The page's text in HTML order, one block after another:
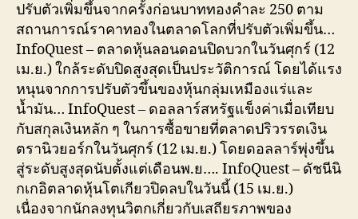
ปรับตัวเพิ่มขึ้นจากครั้งก่อนบาททองคำละ 250 ตาม
สถานการณ์ราคาทองในตลาดโลกที่ปรับตัวเพิ่มขึ้น…
InfoQuest – ตลาดหุ้นลอนดอนปิดบวกในวันศุกร์ (12
เม.ย.) ใกล้ระดับปิดสูงสุดเป็นประวัติการณ์ โดยได้แรง
หนุนจากการปรับตัวขึ้นของหุ้นกลุ่มเหมืองแร่และ
น้ำมัน… InfoQuest – ดอลลาร์สหรัฐแข็งค่าเมื่อเทียบ
กับสกุลเงินหลัก ๆ ในการซื้อขายที่ตลาดปริวรรตเงิน
ตรานิวยอร์กในวันศุกร์ (12 เม.ย.) โดยดอลลาร์พุ่งขึ้น
สู่ระดับสูงสุดนับตั้งแต่เดือนพ.ย…. InfoQuest – ดัชนีนิ
กเกอิตลาดหุ้นโตเกียวปิดลบในวันนี้ (15 เม.ย.)
เนื่องจากนักลงทุนวิตกเกี่ยวกับเสถียรภาพของ